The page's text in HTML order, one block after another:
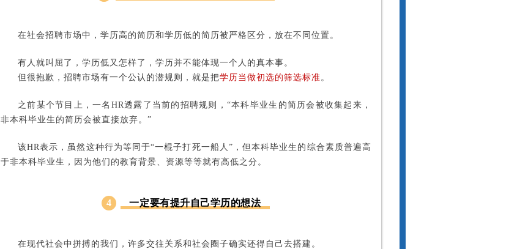
在社会招聘市场中，学历高的简历和学历低的简历被严格区分，放在不同位置。
有人就叫屈了，学历低又怎样了，学历并不能体现一个人的真本事。
但很抱歉，招聘市场有一个公认的潜规则，就是把学历当做初选的筛选标准。
之前某个节目上，一名HR透露了当前的招聘规则，“本科毕业生的简历会被收集起来，
非本科毕业生的简历会被直接放弃。”
该HR表示，虽然这种行为等同于“一棍子打死一船人”，但本科毕业生的综合素质普遍高
于非本科毕业生，因为他们的教育背景、资源等等就有高低之分。
4 一定要有提升自己学历的想法
在现代社会中拼搏的我们，许多交往关系和社会圈子确实还得自己去搭建。